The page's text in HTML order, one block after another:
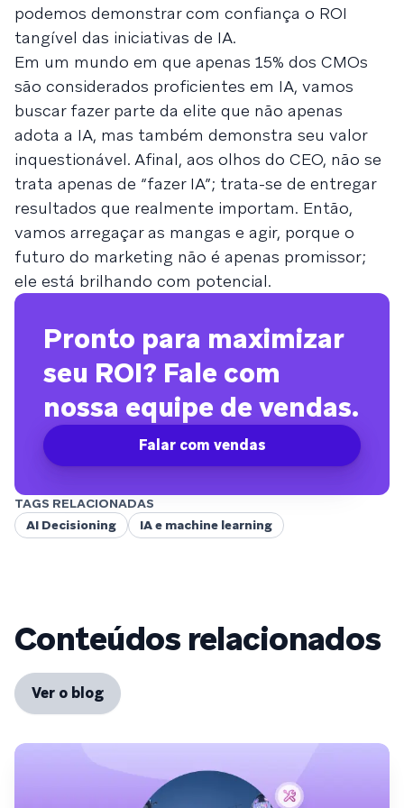
podemos demonstrar com confiança o ROI
tangível das iniciativas de IA.
Em um mundo em que apenas 15% dos CMOs
são considerados proficientes em IA, vamos
buscar fazer parte da elite que não apenas
adota a IA, mas também demonstra seu valor
inquestionável. Afinal, aos olhos do CEO, não se
trata apenas de “fazer IA”; trata-se de entregar
resultados que realmente importam. Então,
vamos arregaçar as mangas e agir, porque o
futuro do marketing não é apenas promissor;
ele está brilhando com potencial.
Pronto para maximizar
seu ROI? Fale com
nossa equipe de vendas.
Falar com vendas
TAGS RELACIONADAS
AI Decisioning
IA e machine learning
Conteúdos relacionados
Ver o blog